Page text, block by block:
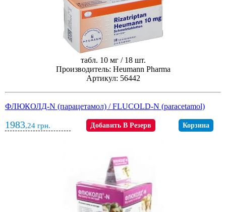
табл. 10 мг / 18 шт.
Производитель: Heumann Pharma
Артикул: 56442
ФЛЮКОЛД-N (парацетамол) / FLUCOLD-N (paracetamol)
1983,24 грн. Добавить В Резерв Корзина